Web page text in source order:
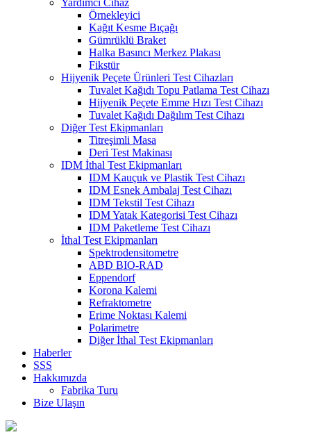
Yardımcı Cihaz
Örnekleyici
Kağıt Kesme Bıçağı
Gümrüklü Braket
Halka Basıncı Merkez Plakası
Fikstür
Hijyenik Peçete Ürünleri Test Cihazları
Tuvalet Kağıdı Topu Patlama Test Cihazı
Hijyenik Peçete Emme Hızı Test Cihazı
Tuvalet Kağıdı Dağılım Test Cihazı
Diğer Test Ekipmanları
Titreşimli Masa
Deri Test Makinası
IDM İthal Test Ekipmanları
IDM Kauçuk ve Plastik Test Cihazı
IDM Esnek Ambalaj Test Cihazı
IDM Tekstil Test Cihazı
IDM Yatak Kategorisi Test Cihazı
IDM Paketleme Test Cihazı
İthal Test Ekipmanları
Spektrodensitometre
ABD BIO-RAD
Eppendorf
Korona Kalemi
Refraktometre
Erime Noktası Kalemi
Polarimetre
Diğer İthal Test Ekipmanları
Haberler
SSS
Hakkımızda
Fabrika Turu
Bize Ulaşın